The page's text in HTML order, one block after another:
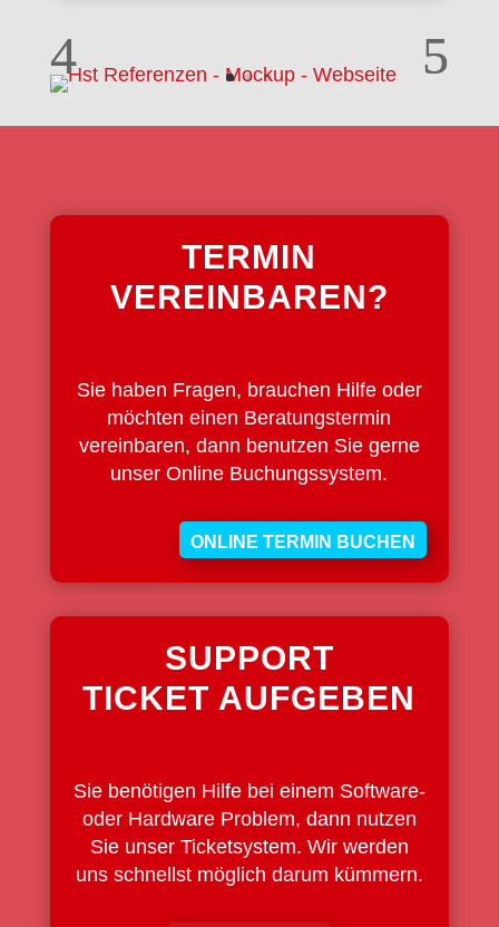
TERMIN
VEREINBAREN?
Sie haben Fragen, brauchen Hilfe oder
möchten einen Beratungstermin
vereinbaren, dann benutzen Sie gerne
unser Online Buchungssystem.
ONLINE TERMIN BUCHEN
SUPPORT
TICKET AUFGEBEN
Sie benötigen Hilfe bei einem Software-
oder Hardware Problem, dann nutzen
Sie unser Ticketsystem. Wir werden
uns schnellst möglich darum kümmern.